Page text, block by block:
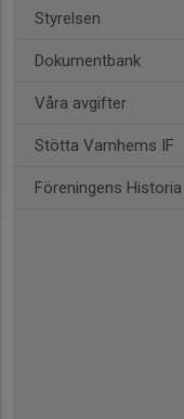
Styrelsen
Dokumentbank
Våra avgifter
Stötta Varnhems IF
Föreningens Historia